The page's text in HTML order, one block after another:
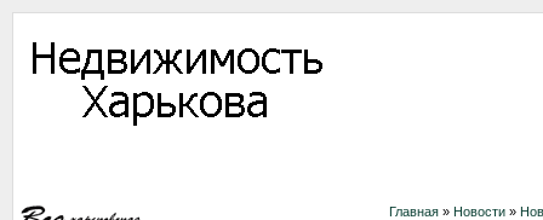
Главная » Новости »